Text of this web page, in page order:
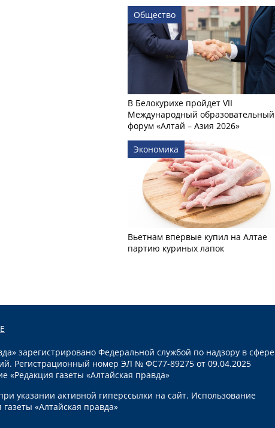
Общество
В Белокурихе пройдет VII
Международный образовательный
форум «Алтай – Азия 2026»
Экономика
Вьетнам впервые купил на Алтае
партию куриных лапок
зарегистрировано Федеральной службой по надзору в сфере
Регистрационный номер ЭЛ № ФС77-89275 от 09.04.2025
«Редакция газеты «Алтайская правда»
указании активной гиперссылки на сайт. Использование
«Алтайская правда»